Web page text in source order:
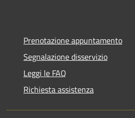
Prenotazione appuntamento
Segnalazione disservizio
Leggi le FAQ
Richiesta assistenza